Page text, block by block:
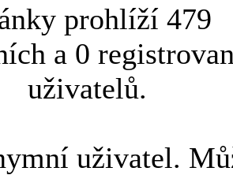
prohlíží 479
a 0
uživatelů.
uživatel.